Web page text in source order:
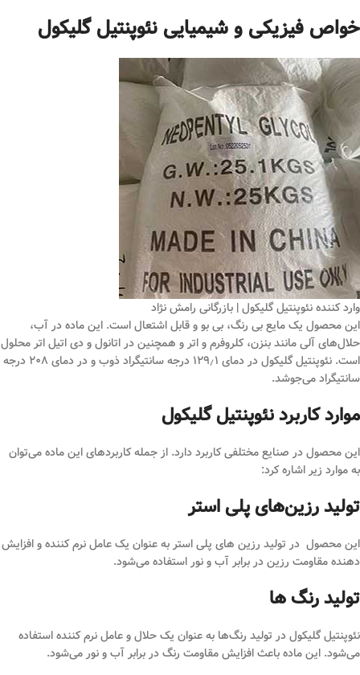
خواص فیزیکی و شیمیایی نئوپنتیل گلیکول
وارد کننده نئوپنتیل گلیکول | بازرگانی رامش نژاد
این محصول یک مایع بی رنگ، بی بو و قابل اشتعال است. این ماده در آب،
حلال‌های آلی مانند بنزن، کلروفرم و اتر و همچنین در اتانول و دی اتیل اتر محلول
است. نئوپنتیل گلیکول در دمای ۱۲۹٫۱ درجه سانتیگراد ذوب و در دمای ۲۰۸ درجه
سانتیگراد می‌جوشد.
موارد کاربرد نئوپنتیل گلیکول
این محصول در صنایع مختلفی کاربرد دارد. از جمله کاربردهای این ماده می‌توان
به موارد زیر اشاره کرد:
تولید رزین‌های پلی استر
این محصول در تولید رزین‌ های پلی استر به عنوان یک عامل نرم کننده و افزایش
دهنده مقاومت رزین در برابر آب و نور استفاده می‌شود.
تولید رنگ‌ ها
نئوپنتیل گلیکول در تولید رنگ‌ها به عنوان یک حلال و عامل نرم کننده استفاده
می‌شود. این ماده باعث افزایش مقاومت رنگ در برابر آب و نور می‌شود.